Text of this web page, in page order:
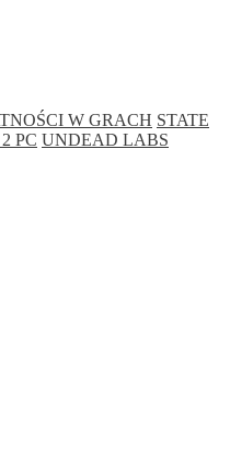
W GRACH STATE
PC UNDEAD LABS